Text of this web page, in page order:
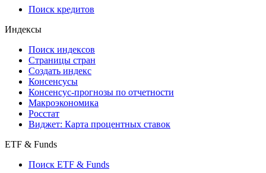
Поиск кредитов
Индексы
Поиск индексов
Страницы стран
Создать индекс
Консенсусы
Консенсус-прогнозы по отчетности
Макроэкономика
Росстат
Виджет: Карта процентных ставок
ETF & Funds
Поиск ETF & Funds